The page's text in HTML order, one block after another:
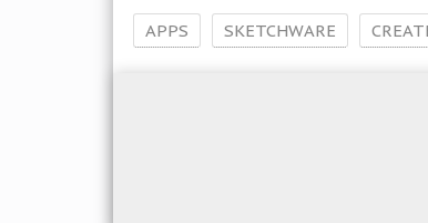
APPS SKETCHWARE